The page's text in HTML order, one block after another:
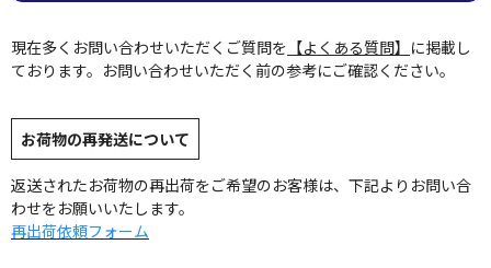
現在多くお問い合わせいただくご質問を 【よくある質問】 に掲載し
ております。お問い合わせいただく前の参考にご確認ください。
お荷物の再発送について
返送されたお荷物の再出荷をご希望のお客様は、下記よりお問い合
わせをお願いいたします。
再出荷依頼フォーム